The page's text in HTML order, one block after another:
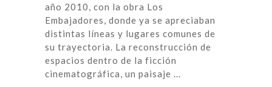
año 2010, con la obra Los
Embajadores, donde ya se apreciaban
distintas líneas y lugares comunes de
su trayectoria. La reconstrucción de
espacios dentro de la ficción
cinematográfica, un paisaje ...